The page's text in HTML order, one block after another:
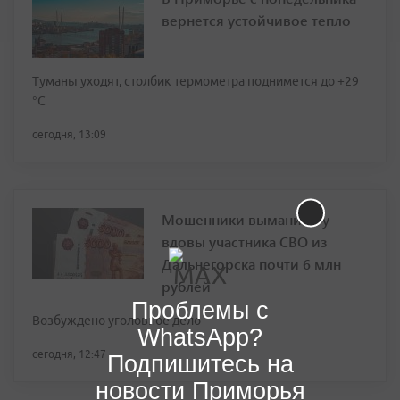
вернется устойчивое тепло
Туманы уходят, столбик термометра поднимется до +29
°С
сегодня, 13:09
Мошенники выманили у
вдовы участника СВО из
Дальнегорска почти 6 млн
рублей
Возбуждено уголовное дело
сегодня, 12:47
Проблемы с
WhatsApp?
Подпишитесь на
новости Приморья